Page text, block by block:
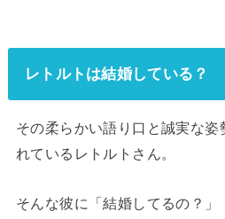
レトルトは結婚している？
その柔らかい語り口と誠実な姿
れているレトルトさん。
そんな彼に「結婚してるの？